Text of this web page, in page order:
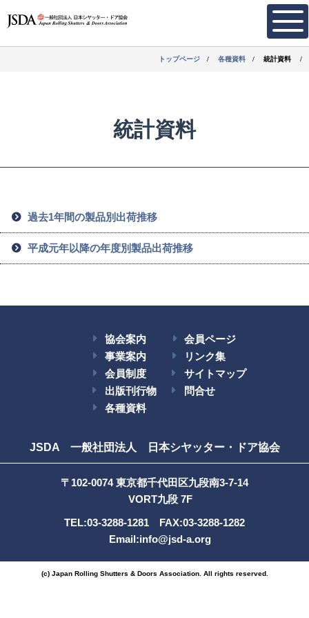
トップページ 各種資料 統計資料
統計資料
過去1年間の製品別出荷推移
平成元年以降の年度別製品出荷推移
JSDA 一般社団法人 日本シヤッター・ドア協会
〒102-0074 東京都千代田区九段南3-7-14
VORT九段 7F
TEL:03-3288-1281 FAX:03-3288-1282
Email:info@jsd-a.org
協会案内
事業案内
会員制度
出版刊行物
各種資料
会員ページ
リンク集
サイトマップ
問合せ
(c) Japan Rolling Shutters & Doors Association. All rights reserved.